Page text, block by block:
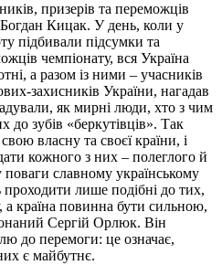
призерів та переможців
Кицак. У день, коли у
підбивали підсумки та
чемпіонату, вся Україна
а разом із ними – учасників
захисників України, нагадав
як мирні люди, хто з чим
до зубів «беркутівців». Так
власну та своєї країни, і
кожного з них – полеглого й
славному українському
проходити лише подібні до тих,
країна повинна бути сильною,
Сергій Орлюк. Він
до перемоги: це означає,
є майбутнє.